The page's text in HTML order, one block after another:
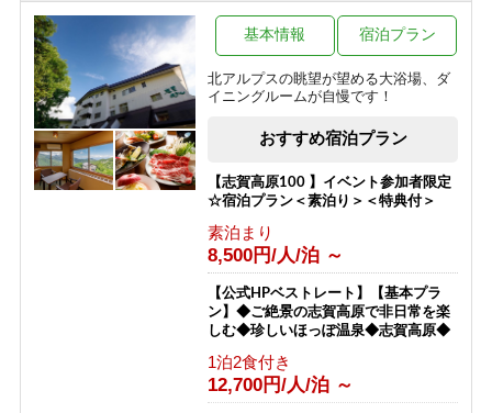
を満喫！【一人旅】
1泊2食付き
13,400円/人/泊 ～
【朝食付プラン】23時までチェックイ
ンOK! 山里朝食と天然かけ流し温泉
【志賀高原】
朝食のみ
6,800円/人/泊 ～
【横手山スカイレーター】チケット付
きプラン★標高2307ｍから志賀高原を
一望「日本最高所の動く歩道」
1泊2食付き
12,300円/人/泊 ～
【ホタル鑑賞】日本一のゲンジボタル
の幻想的な乱舞をこの夏の思い出に！
【星空観賞】【１泊２食付き】
北アルプスの眺望が望める大浴場、ダ
イニングルームが自慢です！
基本情報 宿泊プラン
おすすめ宿泊プラン
【志賀高原100 】イベント参加者限定
☆宿泊プラン＜素泊り＞＜特典付＞
素泊まり
8,500円/人/泊 ～
【公式HPベストレート】【基本プラ
ン】◆ご絶景の志賀高原で非日常を楽
しむ◆珍しいほっぽ温泉◆志賀高原◆
1泊2食付き
12,700円/人/泊 ～